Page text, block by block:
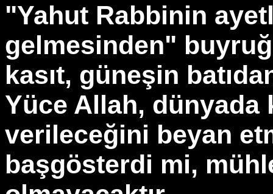
"Yahut Rabbinin
gelmesinden"
kasıt, güneşin
Yüce Allah,
verileceğini beyan
başgösterdi mi,